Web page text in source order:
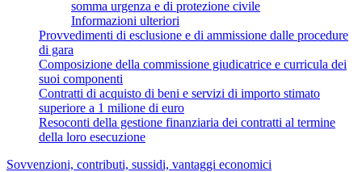
somma urgenza e di protezione civile
Informazioni ulteriori
Provvedimenti di esclusione e di ammissione dalle procedure
di gara
Composizione della commissione giudicatrice e curricula dei
suoi componenti
Contratti di acquisto di beni e servizi di importo stimato
superiore a 1 milione di euro
Resoconti della gestione finanziaria dei contratti al termine
della loro esecuzione
Sovvenzioni, contributi, sussidi, vantaggi economici